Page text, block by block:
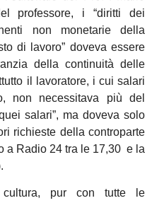
professore, i “diritti dei
non monetarie della
di lavoro” doveva essere
della continuità delle
il lavoratore, i cui salari
non necessitava più del
salari”, ma doveva solo
richieste della controparte
a Radio 24 tra le 17,30 e la
pur con tutte le